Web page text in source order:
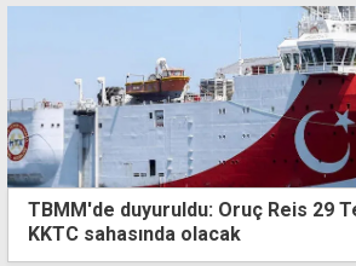
TBMM'de duyuruldu: Oruç Reis 29
KKTC sahasında olacak